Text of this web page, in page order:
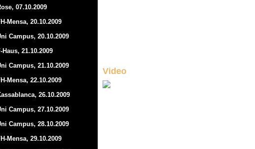
07.10.2009
Mensa, 20.10.2009
Campus, 20.10.2009
Haus, 21.10.2009
Campus, 21.10.2009
Mensa, 22.10.2009
26.10.2009
Campus, 27.10.2009
Campus, 28.10.2009
Mensa, 29.10.2009
Video